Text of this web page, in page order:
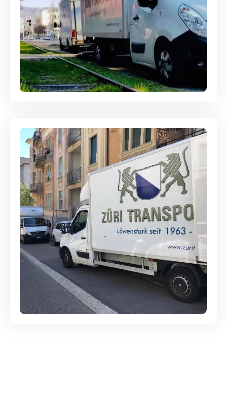
Ein- und Auspackservice
Günstige Umzüge - Hervorragender
Service